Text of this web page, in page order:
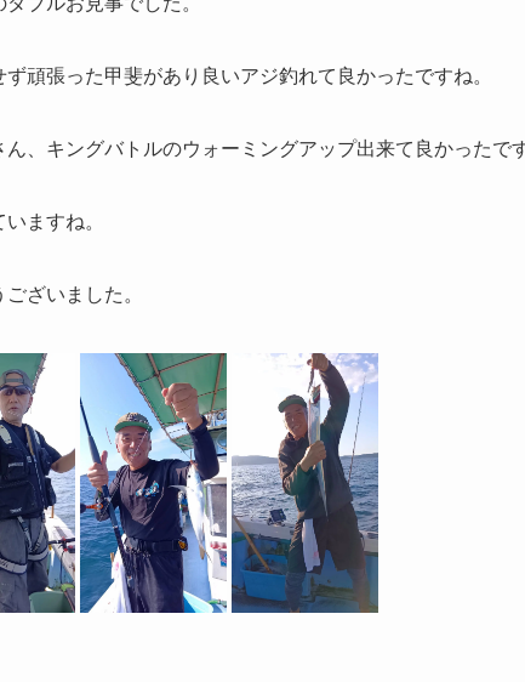
頑張った甲斐があり良いアジ釣れて良かったですね。
、キングバトルのウォーミングアップ出来て良かったで
ますね。
ざいました。